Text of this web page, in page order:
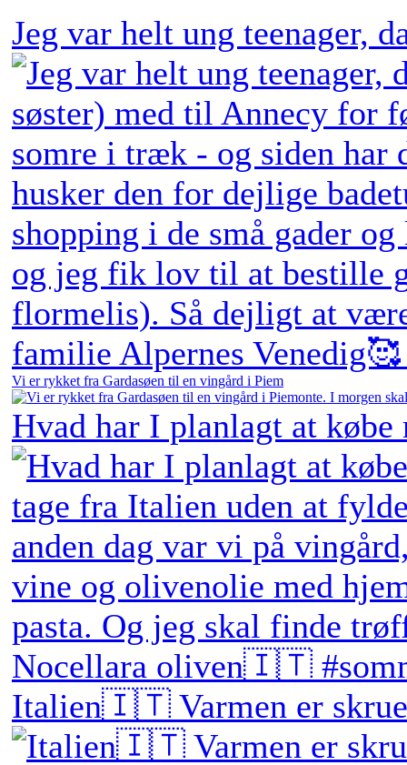
Jeg var helt ung teenager,
Vi er rykket fra Gardasøen til en vingård i Piem
Hvad har I planlagt at
Italien🇮🇹 Varmen er